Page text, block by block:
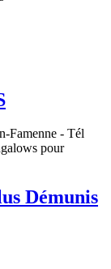
Famenne - Tél
pour
Démunis